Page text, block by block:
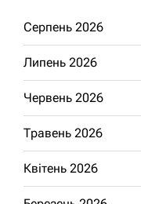
Серпень 2026
Липень 2026
Червень 2026
Травень 2026
Квітень 2026